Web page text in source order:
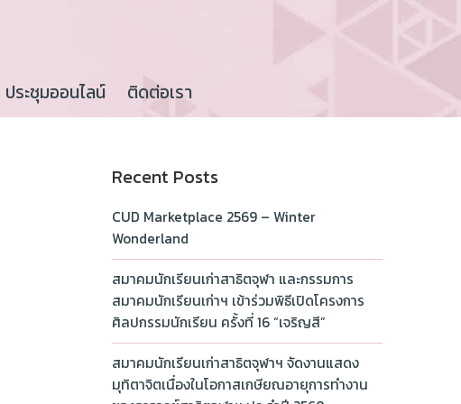
ประชุมออนไลน์ ติดต่อเรา
Recent Posts
CUD Marketplace 2569 – Winter
Wonderland
สมาคมนักเรียนเก่าสาธิตจุฬา และกรรมการ
สมาคมนักเรียนเก่าฯ เข้าร่วมพิธีเปิดโครงการ
ศิลปกรรมนักเรียน ครั้งที่ 16 “เจริญสี”
สมาคมนักเรียนเก่าสาธิตจุฬาฯ จัดงานแสดง
มุทิตาจิตเนื่องในโอกาสเกษียณอายุการทำงาน